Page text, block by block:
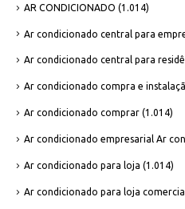
AR CONDICIONADO (1.014)
Ar condicionado central para
Ar condicionado central para
Ar condicionado compra e
Ar condicionado comprar (1.014)
Ar condicionado empresarial Ar
Ar condicionado para loja (1.014)
Ar condicionado para loja